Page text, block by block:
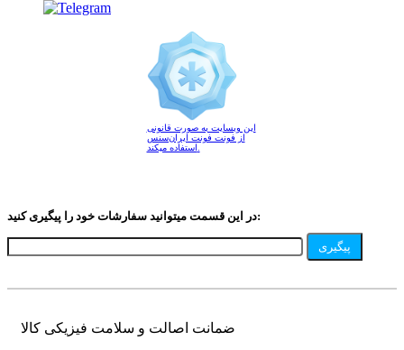
این وبسایت به صورت قانونی
از فونت فونت ایران‌سنس
در این قسمت میتوانید سفارشات خود را پیگیری کنید:
پیگیری
ضمانت اصالت و سلامت فیزیکی کالا